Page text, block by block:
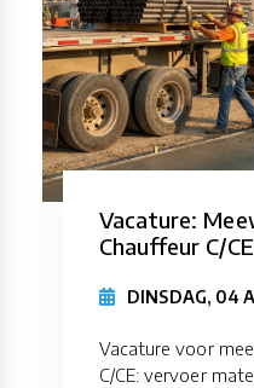
Vacature:
Chauffeur C/CE
DINSDAG, 04
Vacature voor
C/CE: vervoer